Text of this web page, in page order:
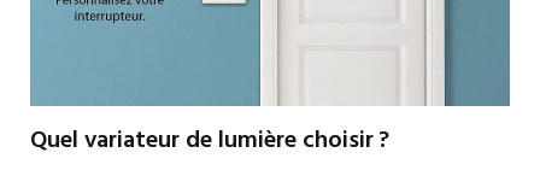
Quel variateur de lumière choisir ?